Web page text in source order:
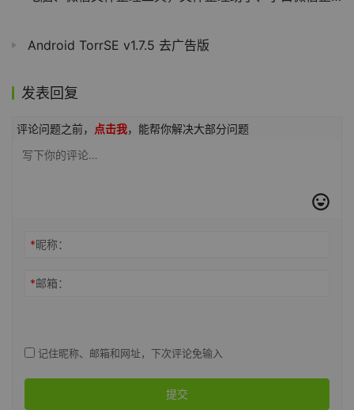
Android TorrSE v1.7.5 去广告版
发表回复
评论问题之前， 点击我，能帮你解决大部分问题
*昵称：
*邮箱：
记住昵称、邮箱和网址，下次评论免输入
提交